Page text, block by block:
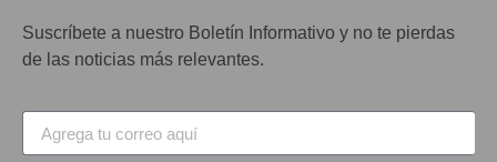
Suscríbete a nuestro Boletín Informativo y no te pierdas
de las noticias más relevantes.